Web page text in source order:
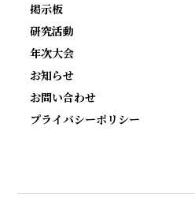
掲示板
研究活動
年次大会
お知らせ
お問い合わせ
プライバシーポリシー